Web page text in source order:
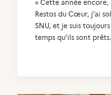
« Cette année
Restos du Cœur, j’ai
SNU, et je suis
temps qu’ils sont